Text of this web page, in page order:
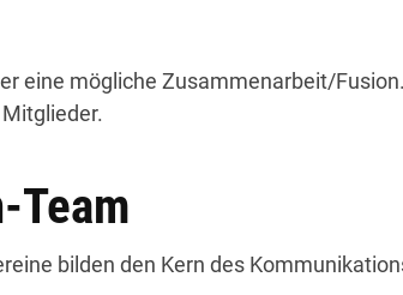
eine mögliche Zusammenarbeit/
Team
bilden den Kern des